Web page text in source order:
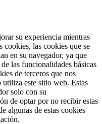
su experiencia mientras
cookies, las cookies que se
en su navegador, ya que
las funcionalidades básicas
de terceros que nos
este sitio web. Estas
solo con su
de optar por no recibir estas
algunas de estas cookies